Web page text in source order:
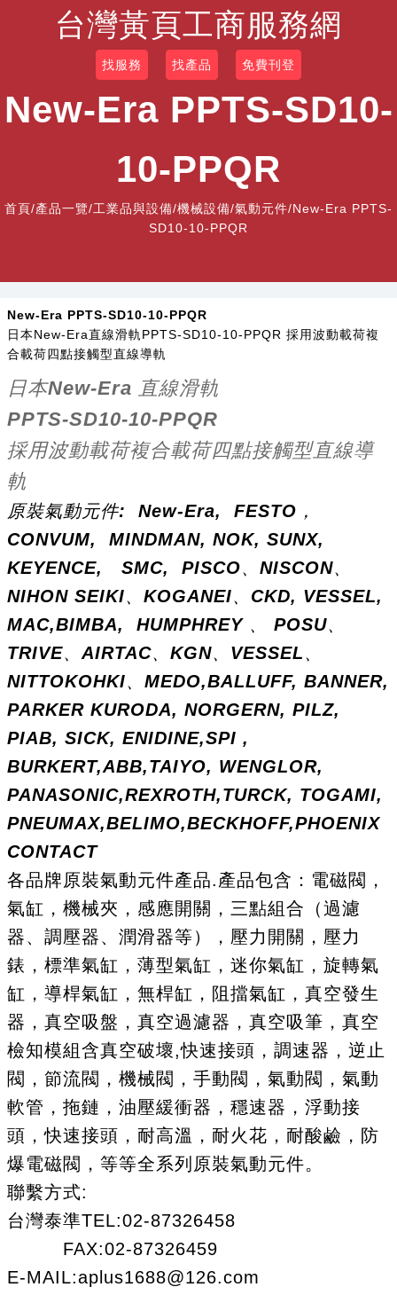
台灣黃頁工商服務網
找服務 找產品 免費刊登
New-Era PPTS-SD10-
10-PPQR
首頁/產品一覽/工業品與設備/機械設備/氣動元件/New-Era PPTS-
SD10-10-PPQR
New-Era PPTS-SD10-10-PPQR
日本New-Era直線滑軌PPTS-SD10-10-PPQR 採用波動載荷複
合載荷四點接觸型直線導軌
日本New-Era 直線滑軌
PPTS-SD10-10-PPQR
採用波動載荷複合載荷四點接觸型直線導
軌
原裝氣動元件: New-Era, FESTO，
CONVUM, MINDMAN, NOK, SUNX,
KEYENCE, SMC, PISCO、NISCON、
NIHON SEIKI、KOGANEI、CKD, VESSEL,
MAC,BIMBA, HUMPHREY 、 POSU、
TRIVE、AIRTAC、KGN、VESSEL、
NITTOKOHKI、MEDO,BALLUFF, BANNER,
PARKER KURODA, NORGERN, PILZ,
PIAB, SICK, ENIDINE,SPI ,
BURKERT,ABB,TAIYO, WENGLOR,
PANASONIC,REXROTH,TURCK, TOGAMI,
PNEUMAX,BELIMO,BECKHOFF,PHOENIX
CONTACT
各品牌原裝氣動元件產品.產品包含：電磁閥，
氣缸，機械夾，感應開關，三點組合（過濾
器、調壓器、潤滑器等），壓力開關，壓力
錶，標準氣缸，薄型氣缸，迷你氣缸，旋轉氣
缸，導桿氣缸，無桿缸，阻擋氣缸，真空發生
器，真空吸盤，真空過濾器，真空吸筆，真空
檢知模組含真空破壞,快速接頭，調速器，逆止
閥，節流閥，機械閥，手動閥，氣動閥，氣動
軟管，拖鏈，油壓緩衝器，穩速器，浮動接
頭，快速接頭，耐高溫，耐火花，耐酸鹼，防
爆電磁閥，等等全系列原裝氣動元件。
聯繫方式:
台灣泰準TEL:02-87326458
FAX:02-87326459
E-MAIL:aplus1688@126.com